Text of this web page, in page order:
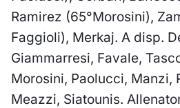
Ramirez (65°Morosini),
Faggioli), Merkaj. A disp.
Giammarresi, Favale,
Morosini, Paolucci, Manzi,
Meazzi, Siatounis.